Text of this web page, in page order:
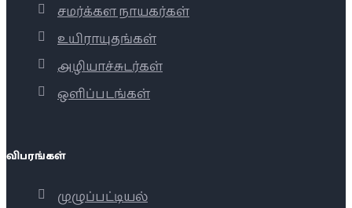
சமர்க்கள நாயகர்கள்
உயிராயுதங்கள்
அழியாச்சுடர்கள்
ஒளிப்படங்கள்
விபரங்கள்
முழுப்பட்டியல்